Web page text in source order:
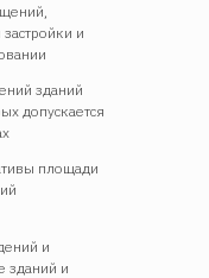
и
зданий
допускается
площади
и
зданий и